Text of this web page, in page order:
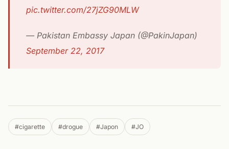
pic.twitter.com/27jZG90MLW
— Pakistan Embassy Japan (@PakinJapan)
September 22, 2017
#cigarette #drogue #Japon #JO